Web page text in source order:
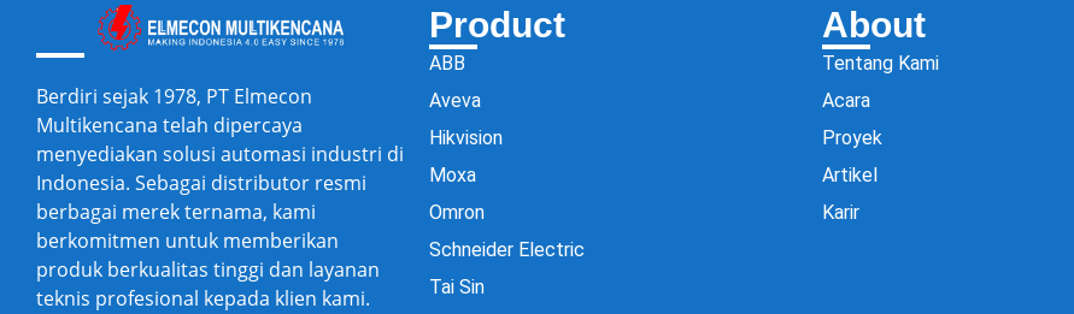
Berdiri sejak 1978, PT Elmecon
Multikencana telah dipercaya
menyediakan solusi automasi industri di
Indonesia. Sebagai distributor resmi
berbagai merek ternama, kami
berkomitmen untuk memberikan
produk berkualitas tinggi dan layanan
teknis profesional kepada klien kami.
Product
ABB
Aveva
Hikvision
Moxa
Omron
Schneider Electric
Tai Sin
About
Tentang Kami
Acara
Proyek
Artikel
Karir